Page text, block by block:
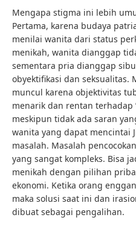
Mengapa stigma ini lebih
Pertama, karena budaya
menilai wanita dari status
menikah, wanita dianggap
sementara pria dianggap
obyektifikasi dan seksualitas.
muncul karena objektivitas
menarik dan rentan terhadap
meskipun tidak ada saran
wanita yang dapat mencintai
masalah. Masalah
yang sangat kompleks. Bisa
menikah dengan pilihan
ekonomi. Ketika orang
maka solusi saat ini dan
dibuat sebagai pengalihan.